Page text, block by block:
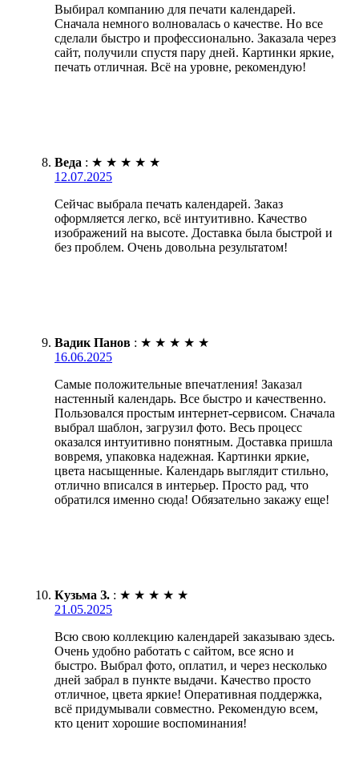
Выбирал компанию для печати календарей.
Сначала немного волновалась о качестве. Но все
сделали быстро и профессионально. Заказала через
сайт, получили спустя пару дней. Картинки яркие,
печать отличная. Всё на уровне, рекомендую!
Веда : ★ ★ ★ ★ ★
12.07.2025
Сейчас выбрала печать календарей. Заказ
оформляется легко, всё интуитивно. Качество
изображений на высоте. Доставка была быстрой и
без проблем. Очень довольна результатом!
Вадик Панов : ★ ★ ★ ★ ★
16.06.2025
Самые положительные впечатления! Заказал
настенный календарь. Все быстро и качественно.
Пользовался простым интернет-сервисом. Сначала
выбрал шаблон, загрузил фото. Весь процесс
оказался интуитивно понятным. Доставка пришла
вовремя, упаковка надежная. Картинки яркие,
цвета насыщенные. Календарь выглядит стильно,
отлично вписался в интерьер. Просто рад, что
обратился именно сюда! Обязательно закажу еще!
Кузьма З. : ★ ★ ★ ★ ★
21.05.2025
Всю свою коллекцию календарей заказываю здесь.
Очень удобно работать с сайтом, все ясно и
быстро. Выбрал фото, оплатил, и через несколько
дней забрал в пункте выдачи. Качество просто
отличное, цвета яркие! Оперативная поддержка,
всё придумывали совместно. Рекомендую всем,
кто ценит хорошие воспоминания!